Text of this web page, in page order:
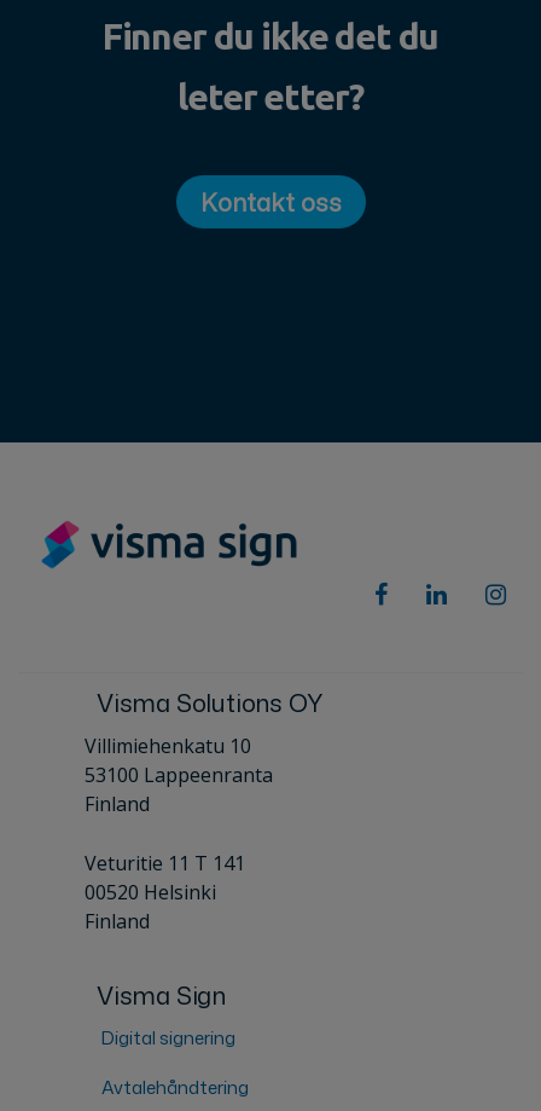
Finner du ikke det du
leter etter?
Kontakt oss
Visma Solutions OY
Villimiehenkatu 10
53100 Lappeenranta
Finland
Veturitie 11 T 141
00520 Helsinki
Finland
Visma Sign
Digital signering
Avtalehåndtering